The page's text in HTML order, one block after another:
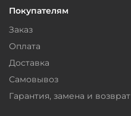
Покупателям
Заказ
Оплата
Доставка
Самовывоз
Гарантия, замена и возврат